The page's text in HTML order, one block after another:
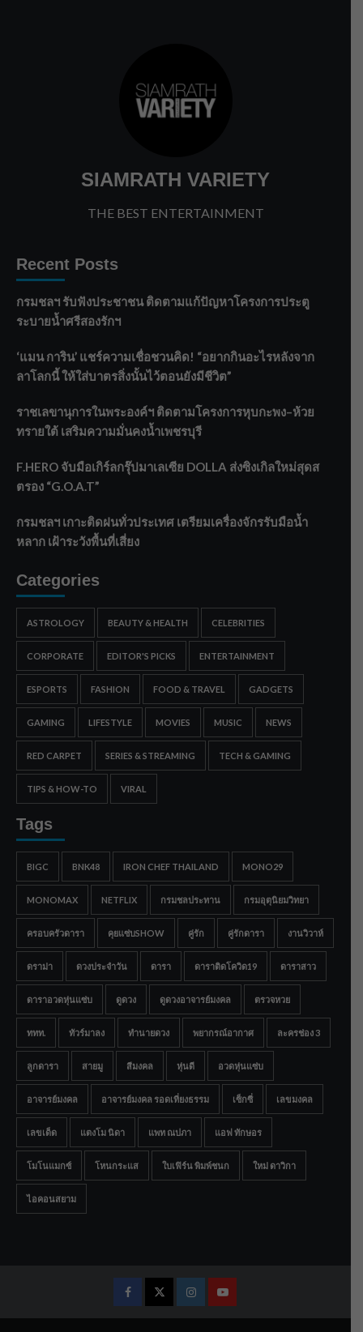
SIAMRATH VARIETY
THE BEST ENTERTAINMENT
Recent Posts
กรมชลฯ รับฟังประชาชน ติดตามแก้ปัญหาโครงการประตู
ระบายน้ำศรีสองรักฯ
‘แมน การิน’ แชร์ความเชื่อชวนคิด! “อยากกินอะไรหลังจาก
ลาโลกนี้ ให้ใส่บาตรสิ่งนั้นไว้ตอนยังมีชีวิต”
ราชเลขานุการในพระองค์ฯ ติดตามโครงการหุบกะพง–ห้วย
ทรายใต้ เสริมความมั่นคงน้ำเพชรบุรี
F.HERO จับมือเกิร์ลกรุ๊ปมาเลเซีย DOLLA ส่งซิงเกิลใหม่สุดส
ตรอง “G.O.A.T”
กรมชลฯ เกาะติดฝนทั่วประเทศ เตรียมเครื่องจักรรับมือน้ำ
หลาก เฝ้าระวังพื้นที่เสี่ยง
Categories
ASTROLOGY BEAUTY & HEALTH CELEBRITIES
CORPORATE EDITOR'S PICKS ENTERTAINMENT
ESPORTS FASHION FOOD & TRAVEL GADGETS
GAMING LIFESTYLE MOVIES MUSIC NEWS
RED CARPET SERIES & STREAMING TECH & GAMING
TIPS & HOW-TO VIRAL
Tags
BIGC BNK48 IRON CHEF THAILAND MONO29
MONOMAX NETFLIX กรมชลประทาน กรมอุตุนิยมวิทยา
ครอบครัวดารา คุยแซ่บSHOW คู่รัก คู่รักดารา งานวิวาห์
ดราม่า ดวงประจำวัน ดารา ดาราติดโควิด19 ดาราสาว
ดาราอวดหุ่นแซ่บ ดูดวง ดูดวงอาจารย์มงคล ตรวจหวย
ททท. ทัวร์มาลง ทำนายดวง พยากรณ์อากาศ ละครช่อง 3
ลูกดารา สายมู สีมงคล หุ่นดี อวดหุ่นแซ่บ
อาจารย์มงคล อาจารย์มงคล รอดเที่ยงธรรม เซ็กซี่ เลขมงคล
เลขเด็ด แตงโม นิดา แพท ณปภา แอฟ ทักษอร
โมโนแมกซ์ โหนกระแส ใบเฟิร์น พิมพ์ชนก ใหม่ ดาวิกา
ไอคอนสยาม
FacebookTwitterInstagramYoutube